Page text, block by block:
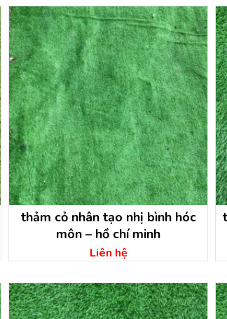
thảm cỏ nhân tạo nhị bình hóc
môn – hồ chí minh
Liên hệ